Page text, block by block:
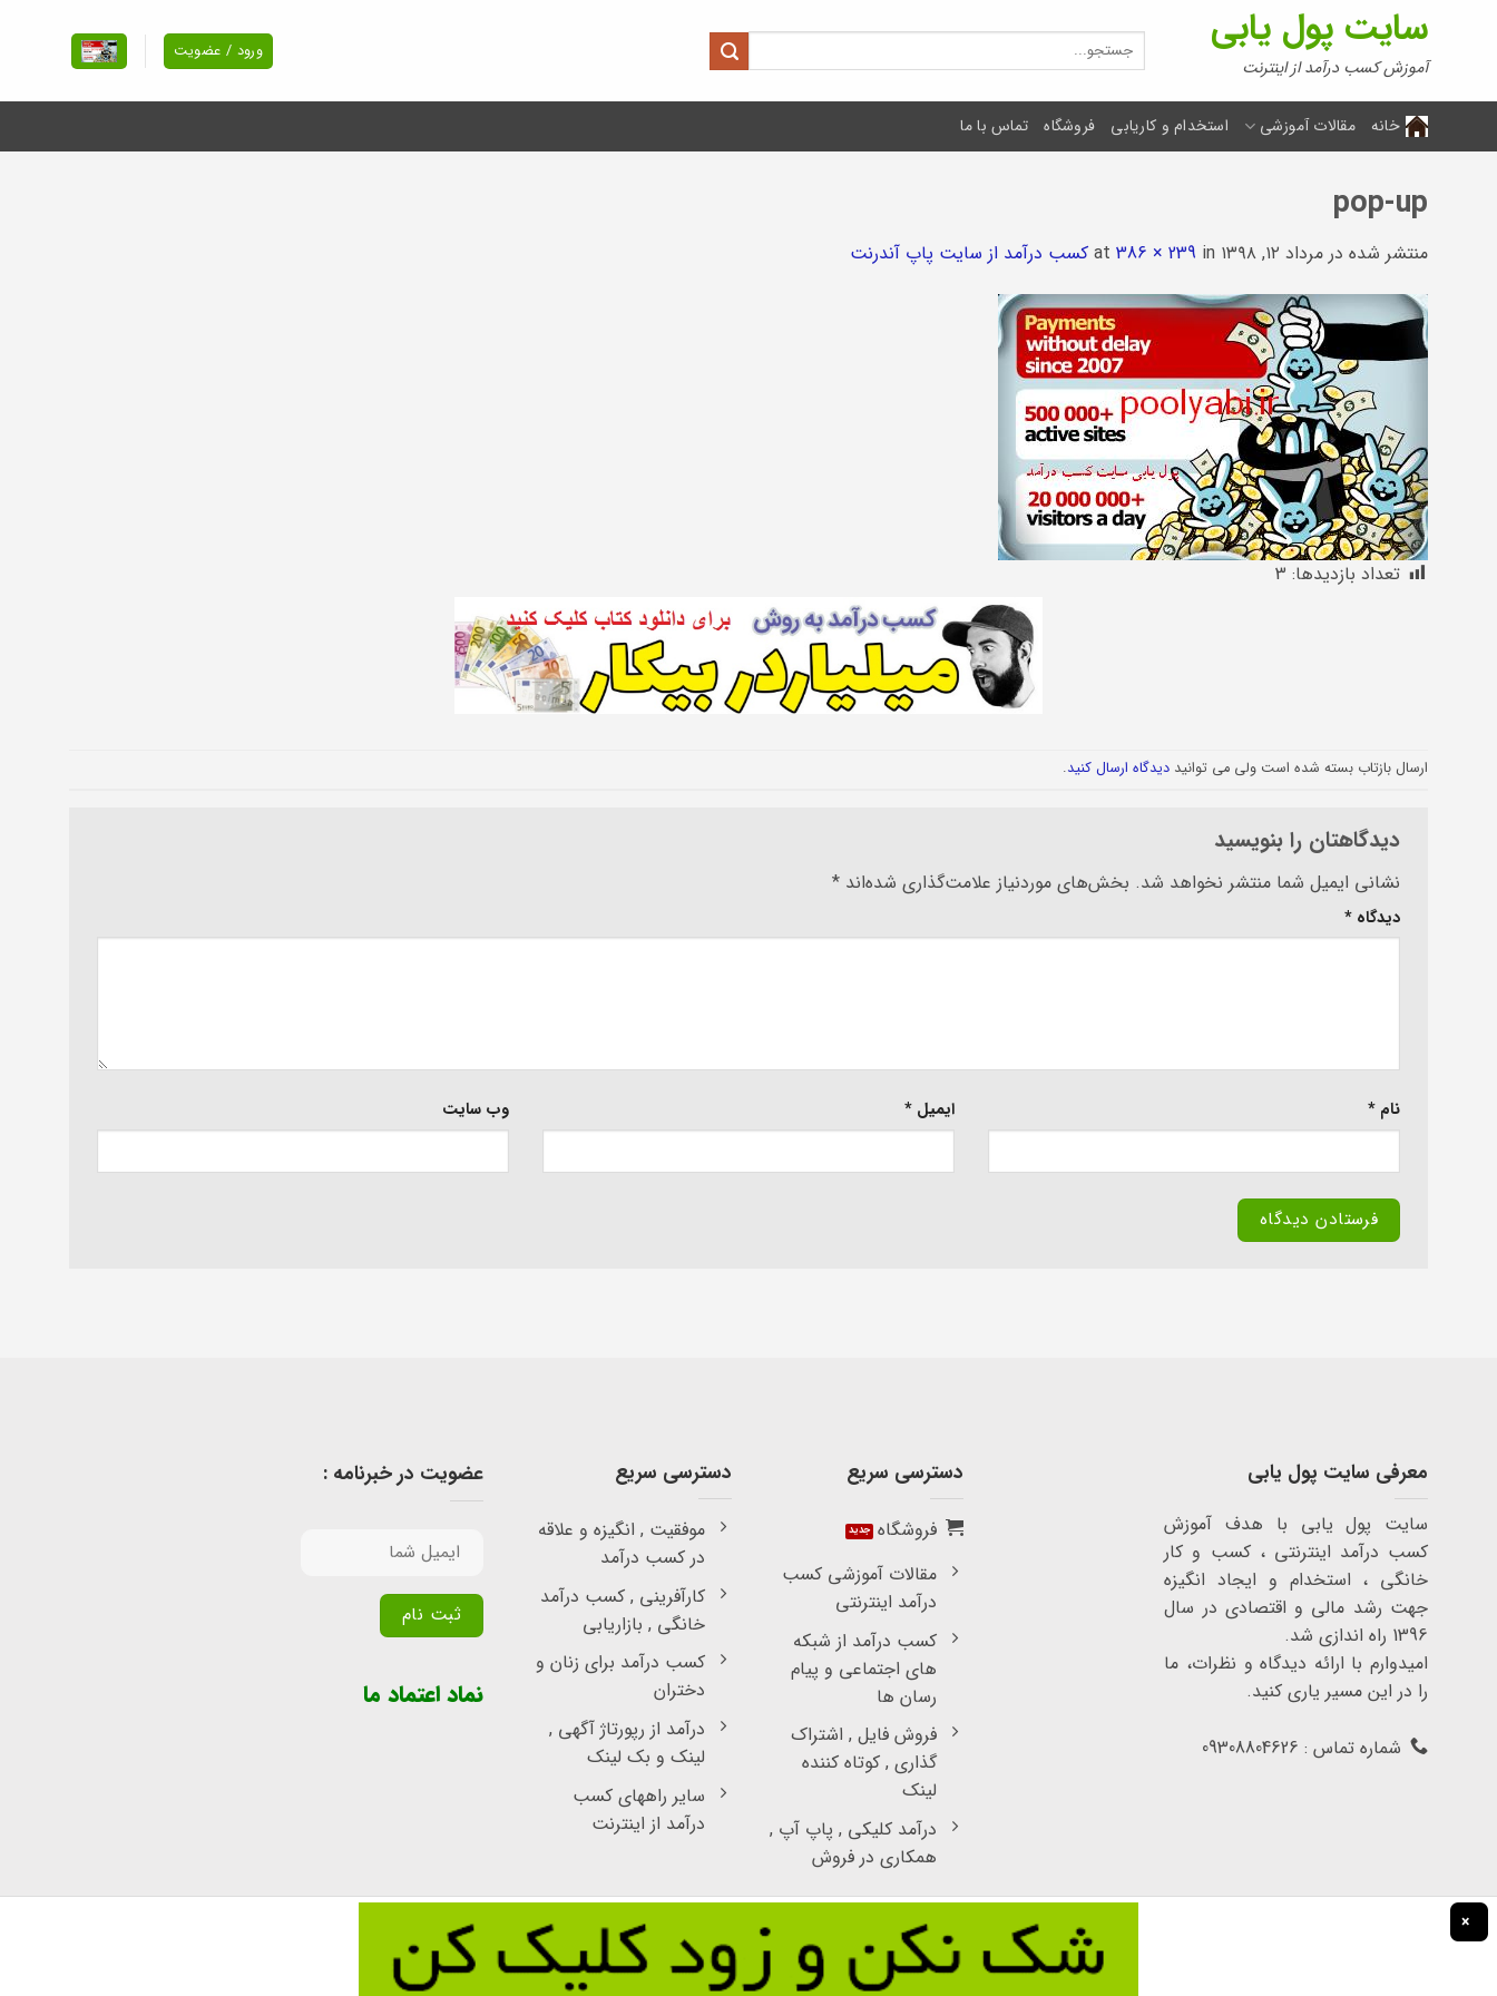
سایت پول یابی
آموزش کسب درآمد از اینترنت
جستجو
برای:
ورود / عضویت
خانه مقالات آموزشی استخدام و کاریابی فروشگاه تماس با ما
pop-up
منتشر شده در مرداد ۱۲, ۱۳۹۸ 386 × 239 in کسب درآمد از سایت پاپ آندرنت
تعداد بازدیدها: 3
ارسال بازتاب بسته شده است ولی می توانید دیدگاه ارسال کنید.
دیدگاهتان را بنویسید
نشانی ایمیل شما منتشر نخواهد شد. بخش‌های موردنیاز علامت‌گذاری شده‌اند *
دیدگاه *
نام * ایمیل * وب‌ سایت
Alternative:
معرفی سایت پول یابی
سایت پول یابی با هدف آموزش
کسب درآمد اینترنتی ، کسب و کار
خانگی ، استخدام و ایجاد انگیزه
جهت رشد مالی و اقتصادی در سال
1396 راه اندازی شد.
امیدوارم با ارائه دیدگاه و نظرات، ما
را در این مسیر یاری کنید.
شماره تماس : 09308804626
دسترسی سریع
فروشگاه
مقالات آموزشی کسب
درآمد اینترنتی
کسب درآمد از شبکه
های اجتماعی و پیام
رسان ها
فروش فایل , اشتراک
گذاری , کوتاه کننده
لینک
درآمد کلیکی , پاپ آپ ,
همکاری در فروش
دسترسی سریع
موفقیت , انگیزه و علاقه
در کسب درآمد
کارآفرینی , کسب درآمد
خانگی , بازاریابی
کسب درآمد برای زنان و
دختران
درآمد از رپورتاژ آگهی ,
لینک و بک لینک
سایر راههای کسب
درآمد از اینترنت
عضویت در خبرنامه :
نماد اعتماد ما
×